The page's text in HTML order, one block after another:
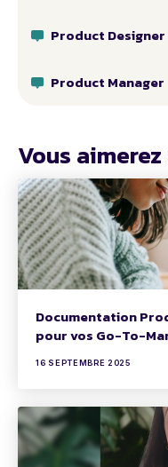
Product Designer
Product Manager
Vous
Documentation
pour vos Go-To-
16 SEPTEMBRE 2025